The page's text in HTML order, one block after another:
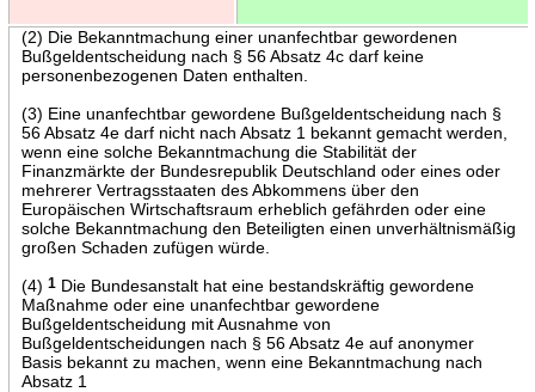
(2) Die Bekanntmachung einer unanfechtbar gewordenen
Bußgeldentscheidung nach § 56 Absatz 4c darf keine
personenbezogenen Daten enthalten.
(3) Eine unanfechtbar gewordene Bußgeldentscheidung nach §
56 Absatz 4e darf nicht nach Absatz 1 bekannt gemacht werden,
wenn eine solche Bekanntmachung die Stabilität der
Finanzmärkte der Bundesrepublik Deutschland oder eines oder
mehrerer Vertragsstaaten des Abkommens über den
Europäischen Wirtschaftsraum erheblich gefährden oder eine
solche Bekanntmachung den Beteiligten einen unverhältnismäßig
großen Schaden zufügen würde.
(4) 1Die Bundesanstalt hat eine bestandskräftig gewordene
Maßnahme oder eine unanfechtbar gewordene
Bußgeldentscheidung mit Ausnahme von
Bußgeldentscheidungen nach § 56 Absatz 4e auf anonymer
Basis bekannt zu machen, wenn eine Bekanntmachung nach
Absatz 1